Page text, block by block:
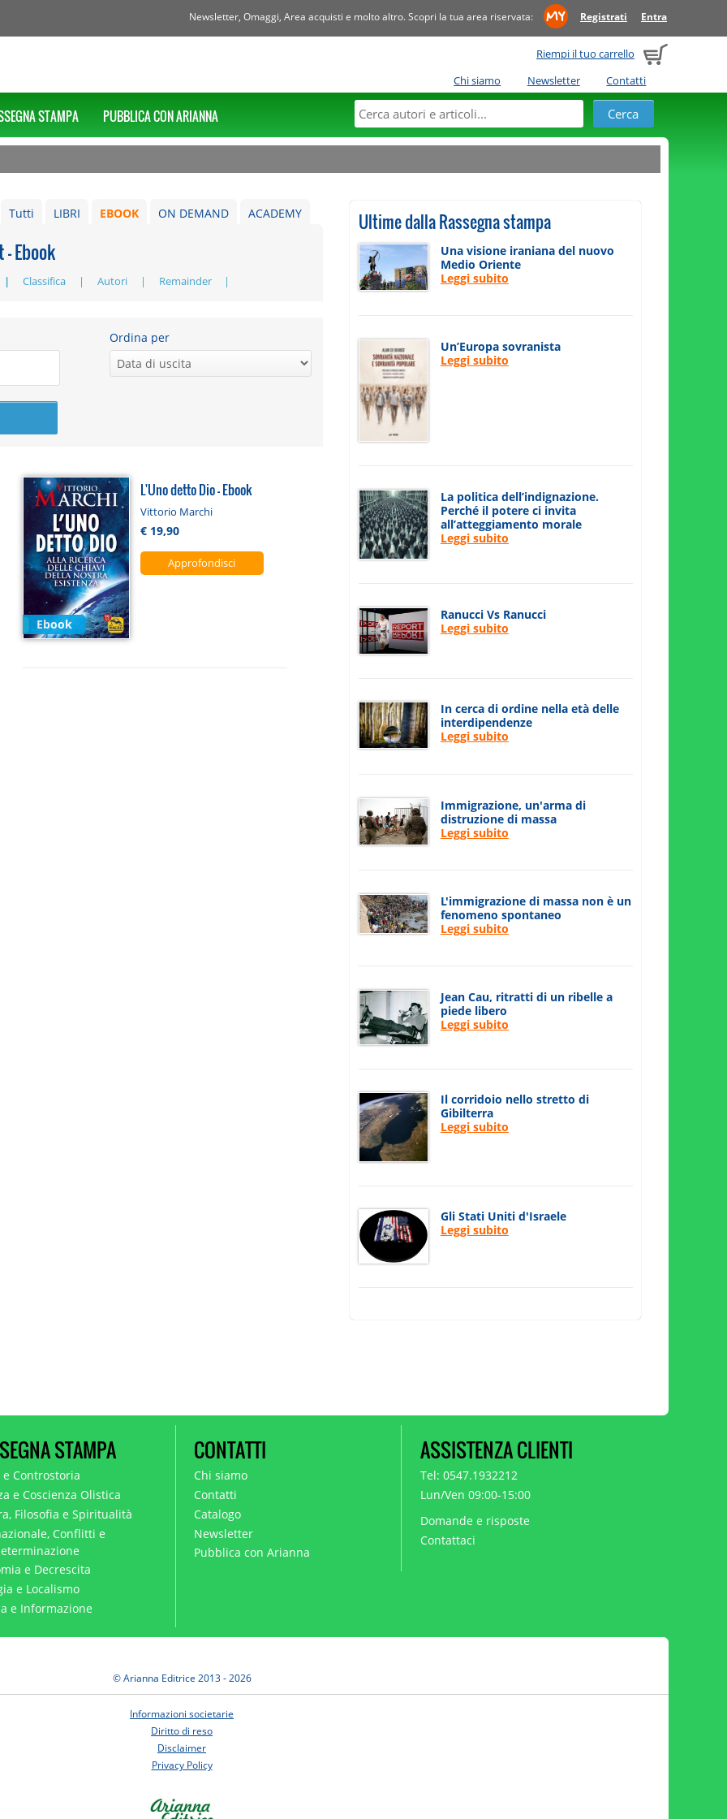
Newsletter, Omaggi, Area acquisti e molto altro. Scopri la tua area riservata: Registrati Entra
Riempi il tuo carrello
Chi siamo
Newsletter Contatti
STAMPA PUBBLICA CON ARIANNA
ACADEMY
ON DEMAND
EBOOK
LIBRI
Tutti
Ebook
Classifica Autori Remainder
Ordina per
Ebook
L'Uno detto Dio - Ebook
Vittorio Marchi
€ 19,90
Approfondisci
Ultime dalla Rassegna stampa
Una visione iraniana del nuovo
Medio Oriente
Leggi subito
Un’Europa sovranista
Leggi subito
La politica dell’indignazione.
Perché il potere ci invita
all’atteggiamento morale
Leggi subito
Ranucci Vs Ranucci
Leggi subito
In cerca di ordine nella età delle
interdipendenze
Leggi subito
Immigrazione, un'arma di
distruzione di massa
Leggi subito
L'immigrazione di massa non è un
fenomeno spontaneo
Leggi subito
Jean Cau, ritratti di un ribelle a
piede libero
Leggi subito
Il corridoio nello stretto di
Gibilterra
Leggi subito
Gli Stati Uniti d'Israele
Leggi subito
STAMPA
e Controstoria
e Coscienza Olistica
Filosofia e Spiritualità
Conflitti e
e Decrescita
e Localismo
e Informazione
CONTATTI
Chi siamo
Contatti
Catalogo
Newsletter
Pubblica con Arianna
ASSISTENZA CLIENTI
Tel: 0547.1932212
Lun/Ven 09:00-15:00
Domande e risposte
Contattaci
© Arianna Editrice 2013 - 2026
Informazioni societarie
Diritto di reso
Disclaimer
Privacy Policy